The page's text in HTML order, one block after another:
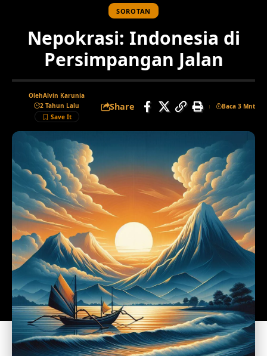
SOROTAN
Nepokrasi: Indonesia di
Persimpangan Jalan
OlehAlvin Karunia
2 Tahun Lalu
Share Baca 3 Mnt